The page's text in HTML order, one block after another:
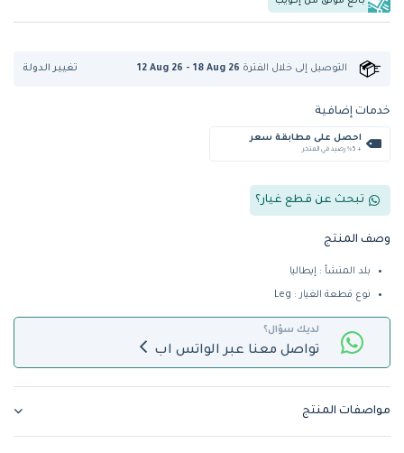
التوصيل إلى خلال الفترة 12 Aug 26 - 18 Aug 26 تغيير الدولة
خدمات إضافية
احصل على مطابقة سعر
+ %5 رصيد في المتجر
تبحث عن قطع غيار؟
وصف المنتج
بلد المنشأ : إيطاليا
نوع قطعة الغيار : Leg
لديك سؤال؟
تواصل معنا عبر الواتس اب
مواصفات المنتج